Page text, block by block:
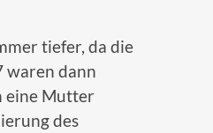
tiefer, da die
waren dann
eine Mutter
des